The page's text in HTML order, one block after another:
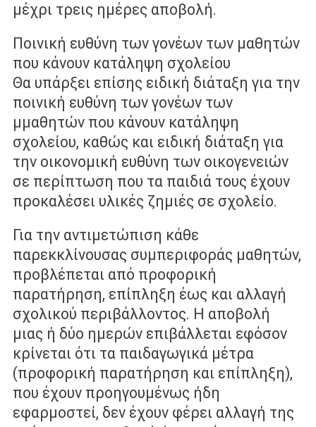
µέχρι τρεις ηµέρες αποβολή.
Ποινική ευθύνη των γονέων των µαθητών
που κάνουν κατάληψη σχολείου
Θα υπάρξει επίσης ειδική διάταξη για την
ποινική ευθύνη των γονέων των
µμαθητών που κάνουν κατάληψη
σχολείου, καθώς και ειδική διάταξη για
την οικονοµική ευθύνη των οικογενειών
σε περίπτωση που τα παιδιά τους έχουν
προκαλέσει υλικές ζηµιές σε σχολείο.
Για την αντιμετώπιση κάθε
παρεκκλίνουσας συμπεριφοράς µαθητών,
προβλέπεται από προφορική
παρατήρηση, επίπληξη έως και αλλαγή
σχολικού περιβάλλοντος. Η αποβολή
µιας ή δύο ηµερών επιβάλλεται εφόσον
κρίνεται ότι τα παιδαγωγικά μέτρα
(προφορική παρατήρηση και επίπληξη),
που έχουν προηγουμένως ήδη
εφαρμοστεί, δεν έχουν φέρει αλλαγή της